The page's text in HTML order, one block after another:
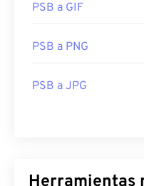
PSB a GIF
PSB a PNG
PSB a JPG